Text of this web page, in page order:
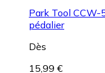
Park Tool CCW-
pédalier
Dès
15,99 €